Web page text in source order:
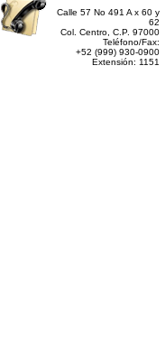
Calle 57 No 491 A x 60 y
62
Col. Centro, C.P. 97000
Teléfono/Fax:
+52 (999) 930-0900
Extensión: 1151